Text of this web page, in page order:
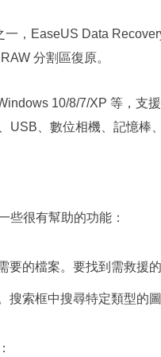
，EaseUS Data
分割區復原。
10/8/7/XP 等，支
USB、數位相機、記憶棒
些很有幫助的功能：
要的檔案。要找到需救援
搜索框中搜尋特定類型的